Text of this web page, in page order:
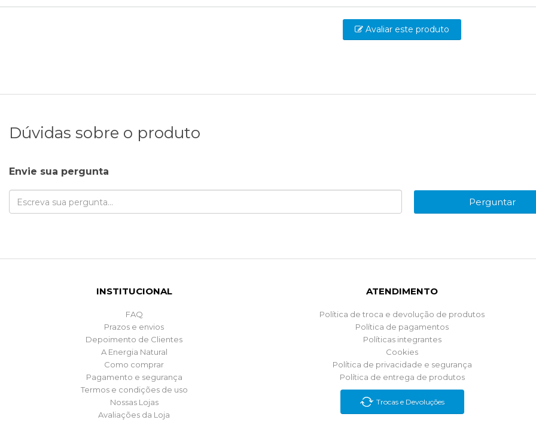
Avaliar este produto
Dúvidas sobre o produto
Envie sua pergunta
Perguntar
INSTITUCIONAL
FAQ
Prazos e envios
Depoimento de Clientes
A Energia Natural
Como comprar
Pagamento e segurança
Termos e condições de uso
Nossas Lojas
Avaliações da Loja
ATENDIMENTO
Política de troca e devolução de produtos
Política de pagamentos
Políticas integrantes
Cookies
Política de privacidade e segurança
Política de entrega de produtos
Trocas e Devoluções